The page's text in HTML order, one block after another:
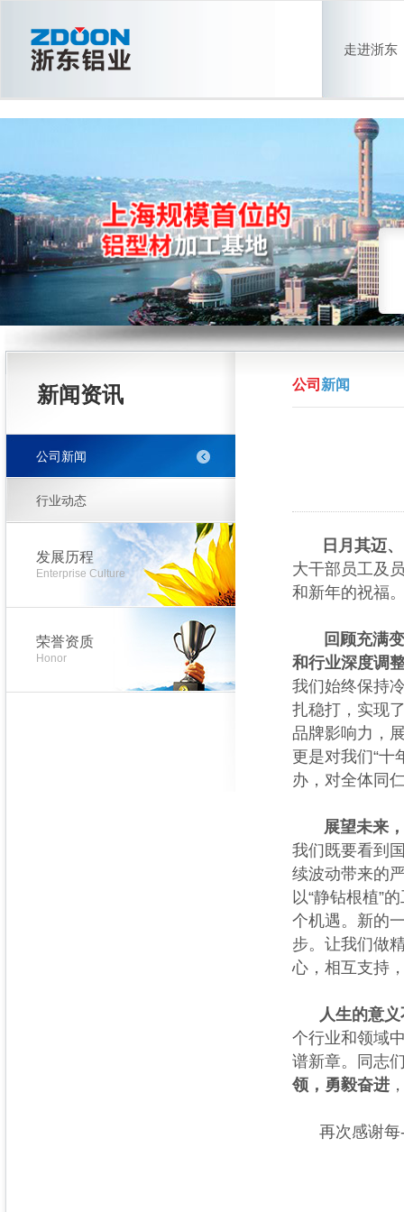
走进浙东
新闻资讯
公司新闻
行业动态
发展历程
Enterprise Culture
荣誉资质
Honor
公司 新闻
日月其迈
大干部员工及
和新年的祝福
回顾充满变
和行业深度调
我们始终保持
扎稳打，实现
品牌影响力，
更是对我们“十
办，对全体同
展望未来，
我们既要看到
续波动带来的
以“静钻根植”
个机遇。新的
步。让我们做
心，相互支持
人生的意义
个行业和领域
谱新章。同志
领，勇毅奋进
再次感谢每-